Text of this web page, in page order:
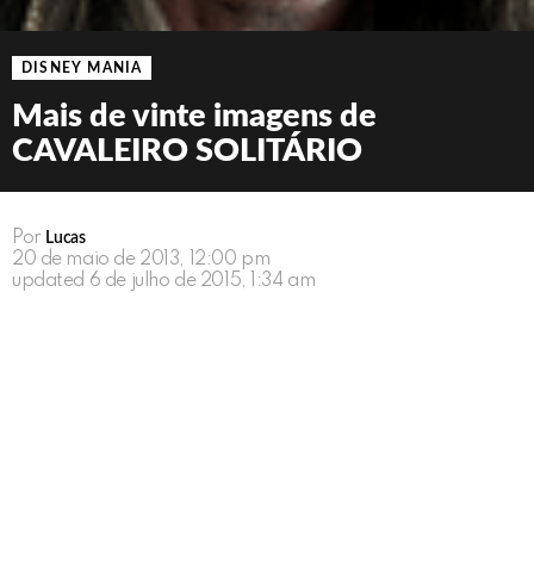
DISNEY MANIA
Mais de vinte imagens de
CAVALEIRO SOLITÁRIO
Por Lucas
20 de maio de 2013, 12:00 pm
updated 6 de julho de 2015, 1:34 am